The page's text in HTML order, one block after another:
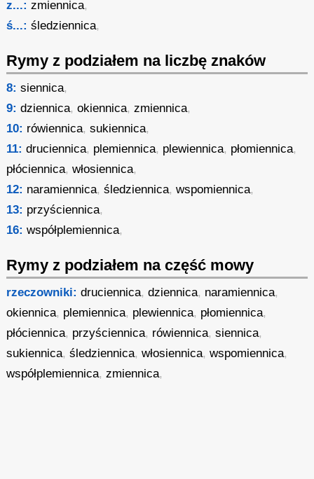
z...: zmiennica,
ś...: śledziennica,
Rymy z podziałem na liczbę znaków
8: siennica,
9: dziennica,okiennica,zmiennica,
10: rówiennica,sukiennica,
11: druciennica, plemiennica, plewiennica, płomiennica,
płóciennica,włosiennica,
12: naramiennica,śledziennica,wspomiennica,
13: przyściennica,
16: współplemiennica,
Rymy z podziałem na część mowy
rzeczowniki: druciennica,dziennica, naramiennica,
okiennica, plemiennica, plewiennica, płomiennica,
płóciennica, przyściennica, rówiennica,siennica,
sukiennica,śledziennica,włosiennica,wspomiennica,
współplemiennica,zmiennica,